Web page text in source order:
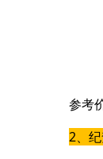
参考
2、